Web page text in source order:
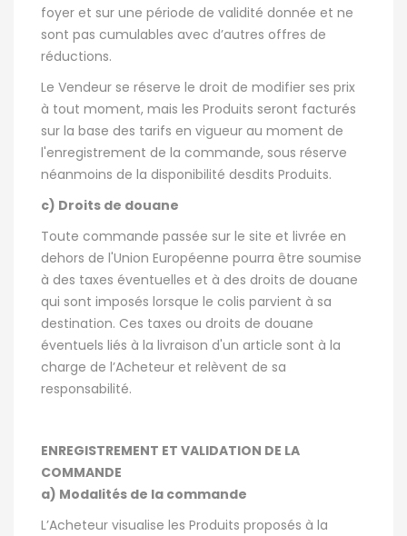
foyer et sur une période de validité donnée et ne
sont pas cumulables avec d’autres offres de
réductions.
Le Vendeur se réserve le droit de modifier ses prix
à tout moment, mais les Produits seront facturés
sur la base des tarifs en vigueur au moment de
l'enregistrement de la commande, sous réserve
néanmoins de la disponibilité desdits Produits.
c) Droits de douane
Toute commande passée sur le site et livrée en
dehors de l'Union Européenne pourra être soumise
à des taxes éventuelles et à des droits de douane
qui sont imposés lorsque le colis parvient à sa
destination. Ces taxes ou droits de douane
éventuels liés à la livraison d'un article sont à la
charge de l’Acheteur et relèvent de sa
responsabilité.
ENREGISTREMENT ET VALIDATION DE LA
COMMANDE
a) Modalités de la commande
L’Acheteur visualise les Produits proposés à la